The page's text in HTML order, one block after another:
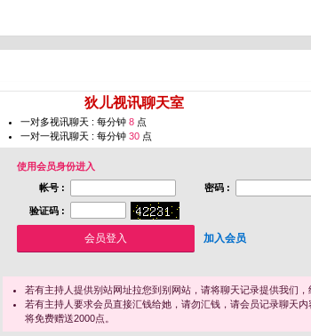
狄儿视讯聊天室
一对多视讯聊天 : 每分钟 8 点
一对一视讯聊天 : 每分钟 30 点
使用会员身份进入
帐号 :
密码 :
验证码 :
加入会员
若有主持人提供别站网址拉您到别网站，请将聊天记录提供我们，
若有主持人要求会员直接汇钱给她，请勿汇钱，请会员记录聊天
将免费赠送2000点。